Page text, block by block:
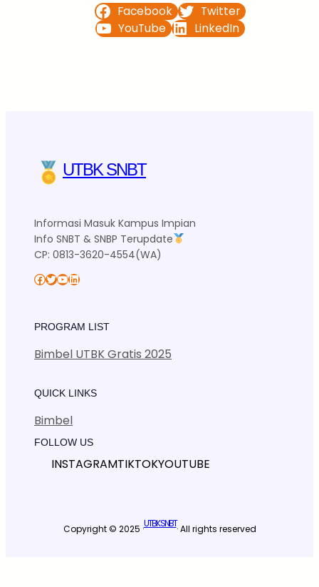
Facebook
Twitter
YouTube
LinkedIn
UTBK SNBT
Informasi Masuk Kampus Impian
Info SNBT & SNBP Terupdate
CP: 0813-3620-4554(WA)
Facebook Twitter YouTube LinkedIn
PROGRAM LIST
Bimbel UTBK Gratis 2025
QUICK LINKS
Bimbel
FOLLOW US
INSTAGRAMTIKTOKYOUTUBE
Copyright © 2025 ·UTBK SNBT· All rights reserved